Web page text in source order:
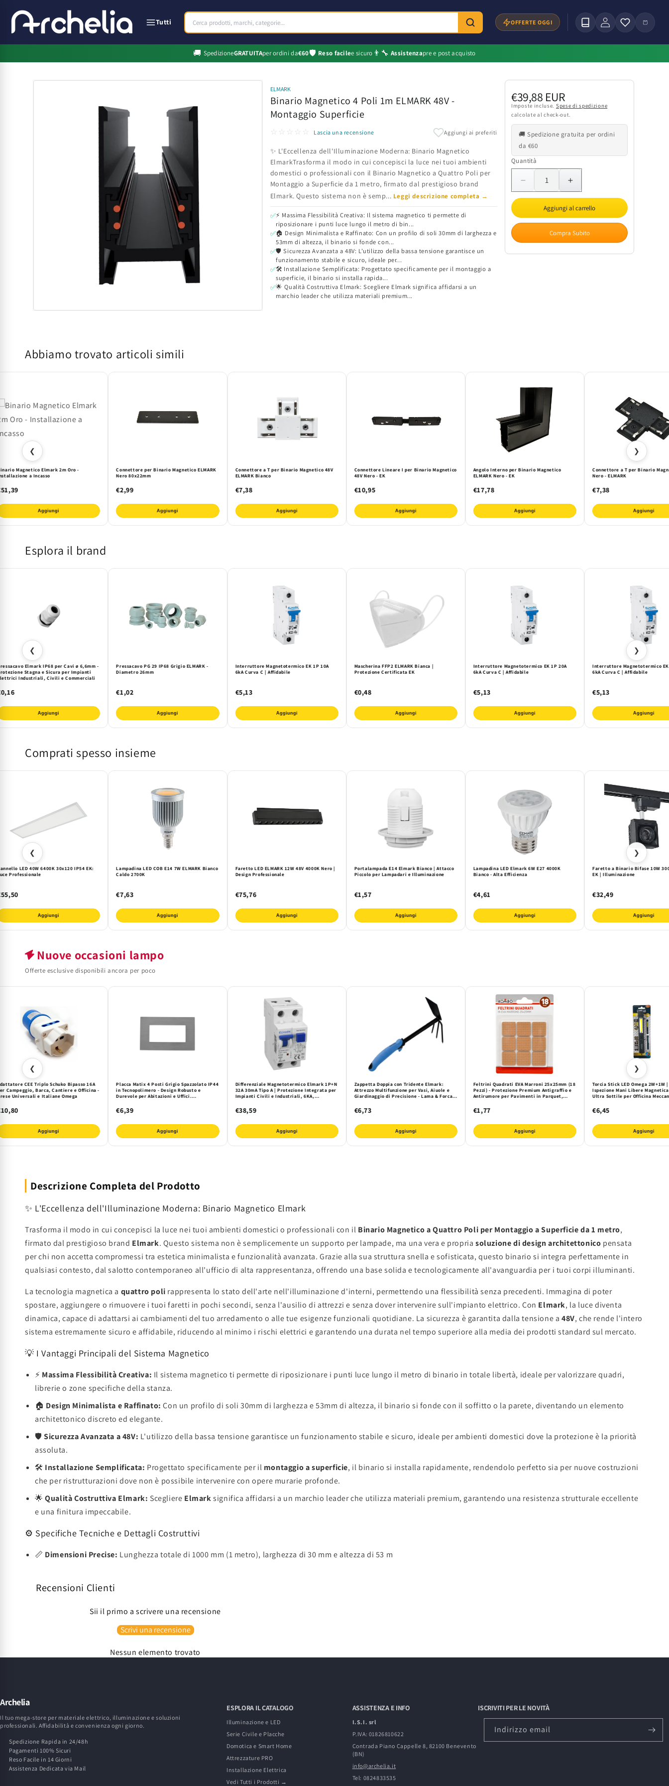
direttamente
ai contenuti
Tutti OFFERTE OGGI Accedi Carrello
🚚 SpedizioneGRATUITAper ordini da€60🛡️ Reso facilee sicuro 👨‍🔧 Assistenzapre e post acquisto
Passa alle
finestra
modale
ELMARK
Binario Magnetico 4 Poli 1m ELMARK 48V -
Montaggio Superficie
☆☆☆☆☆ Lascia una recensione Aggiungi ai preferiti
✨ L'Eccellenza dell'Illuminazione Moderna: Binario Magnetico
ElmarkTrasforma il modo in cui concepisci la luce nei tuoi ambienti
domestici o professionali con il Binario Magnetico a Quattro Poli per
Montaggio a Superficie da 1 metro, firmato dal prestigioso brand
Elmark. Questo sistema non è semp... Leggi descrizione completa →
✅⚡ Massima Flessibilità Creativa: Il sistema magnetico ti permette di
riposizionare i punti luce lungo il metro di bin...
✅🏠 Design Minimalista e Raffinato: Con un profilo di soli 30mm di larghezza e
53mm di altezza, il binario si fonde con...
✅🛡️ Sicurezza Avanzata a 48V: L'utilizzo della bassa tensione garantisce un
funzionamento stabile e sicuro, ideale per...
✅🛠️ Installazione Semplificata: Progettato specificamente per il montaggio a
superficie, il binario si installa rapida...
✅🌟 Qualità Costruttiva Elmark: Scegliere Elmark significa affidarsi a un
marchio leader che utilizza materiali premium...
Prezzo
di
listino
€39,88 EUR
Imposte incluse. Spese di spedizione
calcolate al check-out.
🚚 Spedizione gratuita per ordini
da €60
Quantità
Quantità
Diminuisci
quantità
Binario
Magnetico
Aumenta
quantità
per
Binario
Magnetico
4
Aggiungi al carrello
Compra Subito
Abbiamo trovato articoli simili
❮
Magnetico Elmark 2m Oro -
a Incasso
Aggiungi
Connettore per Binario Magnetico ELMARK
Nero 80x22mm
€2,99
Aggiungi
Connettore a T per Binario Magnetico 48V
ELMARK Bianco
€7,38
Aggiungi
Connettore Lineare I per Binario Magnetico
48V Nero - EK
€10,95
Aggiungi
Angolo Interno per Binario Magnetico
ELMARK Nero - EK
€17,78
Aggiungi
Connettore a T per Binario
Nero - ELMARK
€7,38
Aggiungi
❯
Esplora il brand
❮
Elmark IP68 per Cavi ø 6,6mm -
Stagna e Sicura per Impianti
Industriali, Civili e Commerciali
Aggiungi
Pressacavo PG 29 IP68 Grigio ELMARK -
Diametro 26mm
€1,02
Aggiungi
Interruttore Magnetotermico EK 1P 10A
6kA Curva C | Affidabile
€5,13
Aggiungi
Mascherina FFP2 ELMARK Bianca |
Protezione Certificata EK
€0,48
Aggiungi
Interruttore Magnetotermico EK 1P 20A
6kA Curva C | Affidabile
€5,13
Aggiungi
Interruttore Magnetotermico EK
6kA Curva C | Affidabile
€5,13
Aggiungi
❯
Comprati spesso insieme
❮
LED 40W 6400K 30x120 IP54 EK:
Professionale
Aggiungi
Lampadina LED COB E14 7W ELMARK Bianco
Caldo 2700K
€7,63
Aggiungi
Faretto LED ELMARK 12W 48V 4000K Nero |
Design Professionale
€75,76
Aggiungi
Portalampada E14 Elmark Bianco | Attacco
Piccolo per Lampadari e Illuminazione
€1,57
Aggiungi
Lampadina LED Elmark 6W E27 4000K
Bianco - Alta Efficienza
€4,61
Aggiungi
Faretto a Binario Bifase 10W
EK | Illuminazione
€32,49
Aggiungi
❯
Nuove occasioni lampo
Offerte esclusive disponibili ancora per poco
❮
CEE Triplo Schuko Bipasso 16A
Campeggio, Barca, Cantiere e Officina -
Universali e Italiane Omega
Aggiungi
Placca Matix 4 Posti Grigio Spazzolato IP44
in Tecnopolimero - Design Robusto e
Durevole per Abitazioni e Uffici.
€6,39
Aggiungi
Differenziale Magnetotermico Elmark 1P+N
32A 30mA Tipo A | Protezione Integrata per
Impianti Civili e Industriali, 6KA,
€38,59
Aggiungi
Zappetta Doppia con Tridente Elmark:
Attrezzo Multifunzione per Vasi, Aiuole e
Giardinaggio di Precisione - Lama & Forca
€6,73
Aggiungi
Feltrini Quadrati EVA Marroni 25x25mm (18
Pezzi) - Protezione Premium Antigraffio e
Antirumore per Pavimenti in Parquet,
€1,77
Aggiungi
Torcia Stick LED Omega 2W+1W
Ispezione Mani Libere
Ultra Sottile per Officina
€6,45
Aggiungi
❯
Descrizione Completa del Prodotto
✨ L'Eccellenza dell'Illuminazione Moderna: Binario Magnetico Elmark
Trasforma il modo in cui concepisci la luce nei tuoi ambienti domestici o professionali con il Binario Magnetico a Quattro Poli per Montaggio a Superficie da 1 metro,
firmato dal prestigioso brand Elmark. Questo sistema non è semplicemente un supporto per lampade, ma una vera e propriasoluzione di design architettonico pensata
per chi non accetta compromessi tra estetica minimalista e funzionalità avanzata. Grazie alla sua struttura snella e sofisticata, questo binario si integra perfettamente in
qualsiasi contesto, dal salotto contemporaneo all'ufficio di alta rappresentanza, offrendo una base solida e tecnologicamente all'avanguardia per i tuoi corpi illuminanti.
La tecnologia magnetica a quattro poli rappresenta lo stato dell'arte nell'illuminazione d'interni, permettendo una flessibilità senza precedenti. Immagina di poter
spostare, aggiungere o rimuovere i tuoi faretti in pochi secondi, senza l'ausilio di attrezzi e senza dover intervenire sull'impianto elettrico. Con Elmark, la luce diventa
dinamica, capace di adattarsi ai cambiamenti del tuo arredamento o alle tue esigenze funzionali quotidiane. La sicurezza è garantita dalla tensione a 48V, che rende l'intero
sistema estremamente sicuro e affidabile, riducendo al minimo i rischi elettrici e garantendo una durata nel tempo superiore alla media dei prodotti standard sul mercato.
💡 I Vantaggi Principali del Sistema Magnetico
⚡ Massima Flessibilità Creativa: Il sistema magnetico ti permette di riposizionare i punti luce lungo il metro di binario in totale libertà, ideale per valorizzare quadri,
librerie o zone specifiche della stanza.
🏠 Design Minimalista e Raffinato: Con un profilo di soli 30mm di larghezza e 53mm di altezza, il binario si fonde con il soffitto o la parete, diventando un elemento
architettonico discreto ed elegante.
🛡️Sicurezza Avanzata a 48V: L'utilizzo della bassa tensione garantisce un funzionamento stabile e sicuro, ideale per ambienti domestici dove la protezione è la priorità
assoluta.
🛠️ Installazione Semplificata: Progettato specificamente per il montaggio a superficie, il binario si installa rapidamente, rendendolo perfetto sia per nuove costruzioni
che per ristrutturazioni dove non è possibile intervenire con opere murarie profonde.
🌟Qualità Costruttiva Elmark: Scegliere Elmarksignifica affidarsi a un marchio leader che utilizza materiali premium, garantendo una resistenza strutturale eccellente
e una finitura impeccabile.
⚙️ Specifiche Tecniche e Dettagli Costruttivi
📏 Dimensioni Precise: Lunghezza totale di 1000 mm (1 metro), larghezza di 30 mm e altezza di 53 m
Recensioni Clienti
Sii il primo a scrivere una recensione
Scrivi una recensione
Nessun elemento trovato
Archelia
Il tuo mega-store per materiale elettrico, illuminazione e soluzioni
professionali. Affidabilità e convenienza ogni giorno.
Spedizione Rapida in 24/48h
Pagamenti 100% Sicuri
Reso Facile in 14 Giorni
Assistenza Dedicata via Mail
ESPLORA IL CATALOGO
Illuminazione e LED
Serie Civile e Placche
Domotica e Smart Home
Attrezzature PRO
Installazione Elettrica
Vedi Tutti i Prodotti →
ASSISTENZA E INFO
I.S.I. srl
P.IVA: 01826810622
Contrada Piano Cappelle 8, 82100 Benevento
(BN)
info@archelia.it
Tel: 0824833535
ISCRIVITI PER LE NOVITÀ
Indirizzo email